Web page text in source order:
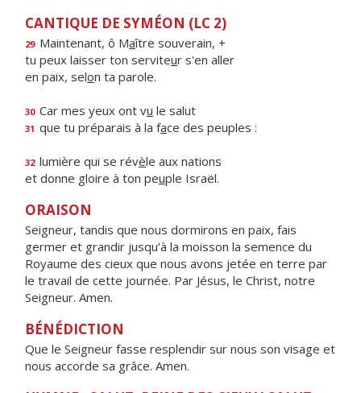
CANTIQUE DE SYMÉON (LC 2)
29 Maintenant, ô Maître souverain, +
tu peux laisser ton serviteur s'en aller
en paix, selon ta parole.
30 Car mes yeux ont vu le salut
31 que tu préparais à la face des peuples :
32 lumière qui se révèle aux nations
et donne gloire à ton peuple Israël.
ORAISON
Seigneur, tandis que nous dormirons en paix, fais
germer et grandir jusqu’à la moisson la semence du
Royaume des cieux que nous avons jetée en terre par
le travail de cette journée. Par Jésus, le Christ, notre
Seigneur. Amen.
BÉNÉDICTION
Que le Seigneur fasse resplendir sur nous son visage et
nous accorde sa grâce. Amen.